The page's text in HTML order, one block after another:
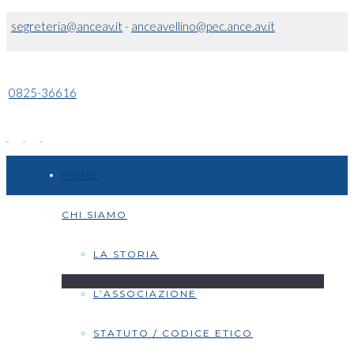
segreteria@anceav.it- anceavellino@pec.ance.av.it
0825-36616
CHI SIAMO
LA STORIA
L’ASSOCIAZIONE
STATUTO / CODICE ETICO